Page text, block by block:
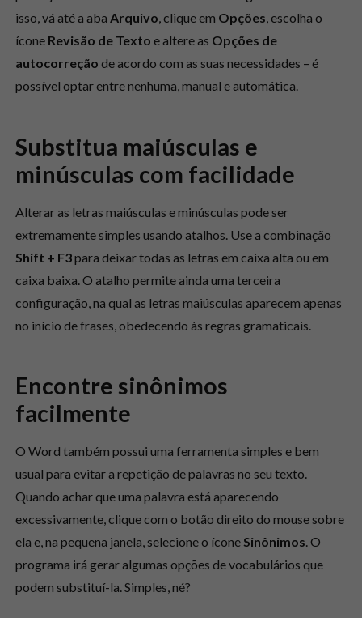
isso, vá até a aba Arquivo, clique em Opções, escolha o
ícone Revisão de Texto e altere as Opções de
autocorreção de acordo com as suas necessidades – é
possível optar entre nenhuma, manual e automática.
Substitua maiúsculas e
minúsculas com facilidade
Alterar as letras maiúsculas e minúsculas pode ser
extremamente simples usando atalhos. Use a combinação
Shift + F3para deixar todas as letras em caixa alta ou em
caixa baixa. O atalho permite ainda uma terceira
configuração, na qual as letras maiúsculas aparecem apenas
no início de frases, obedecendo às regras gramaticais.
Encontre sinônimos
facilmente
O Word também possui uma ferramenta simples e bem
usual para evitar a repetição de palavras no seu texto.
Quando achar que uma palavra está aparecendo
excessivamente, clique com o botão direito do mouse sobre
ela e, na pequena janela, selecione o ícone Sinônimos . O
programa irá gerar algumas opções de vocabulários que
podem substituí-la. Simples, né?